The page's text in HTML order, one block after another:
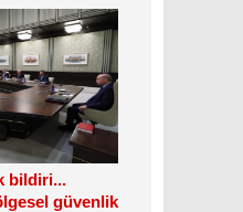
bildiri...
güvenlik